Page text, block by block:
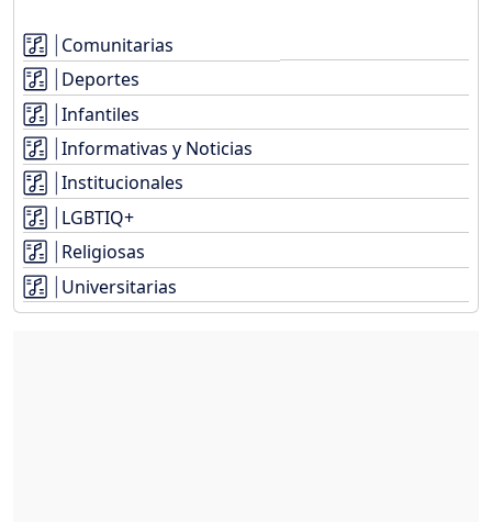
Comunitarias
Deportes
Infantiles
Informativas y Noticias
Institucionales
LGBTIQ+
Religiosas
Universitarias